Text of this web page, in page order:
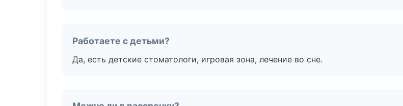
Работаете с детьми?
Да, есть детские стоматологи, игровая зона, лечение во сне.